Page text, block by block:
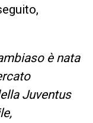
è nata
Juventus